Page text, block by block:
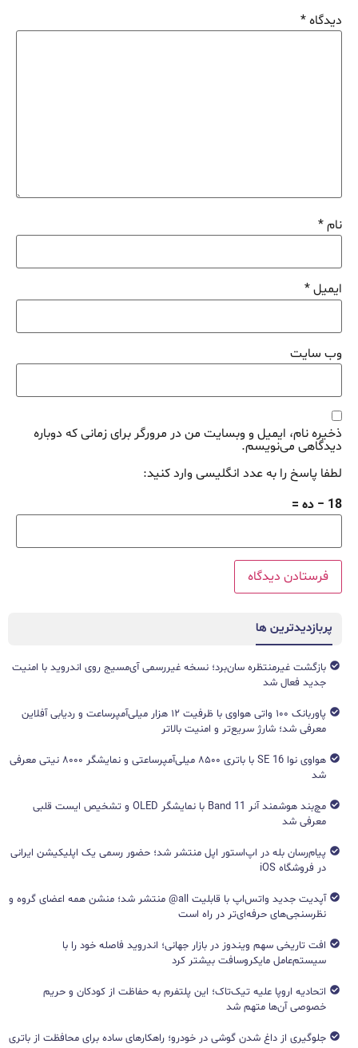
دیدگاه*
نام*
ایمیل*
وب‌ سایت
ذخیره نام، ایمیل و وبسایت من در مرورگر برای زمانی که دوباره
دیدگاهی می‌نویسم.
لطفا پاسخ را به عدد انگلیسی وارد کنید:
18 − ده =
پربازدیدترین ها
بازگشت غیرمنتظره سان‌برد؛ نسخه غیررسمی آی‌مسیج روی اندروید با امنیت
جدید فعال شد
پاوربانک ۱۰۰ واتی هواوی با ظرفیت ۱۲ هزار میلی‌آمپرساعت و ردیابی آفلاین
معرفی شد؛ شارژ سریع‌تر و امنیت بالاتر
هواوی نوا 16 SE با باتری ۸۵۰۰ میلی‌آمپرساعتی و نمایشگر ۸۰۰۰ نیتی معرفی
شد
مچ‌بند هوشمند آنر Band 11 با نمایشگر OLED و تشخیص ایست قلبی
معرفی شد
پیام‌رسان بله در اپ‌استور اپل منتشر شد؛ حضور رسمی یک اپلیکیشن ایرانی
در فروشگاه iOS
آپدیت جدید واتس‌اپ با قابلیت all@ منتشر شد؛ منشن همه اعضای گروه و
نظرسنجی‌های حرفه‌ای‌تر در راه است
افت تاریخی سهم ویندوز در بازار جهانی؛ اندروید فاصله خود را با
سیستم‌عامل مایکروسافت بیشتر کرد
اتحادیه اروپا علیه تیک‌تاک؛ این پلتفرم به حفاظت از کودکان و حریم
خصوصی آن‌ها متهم شد
جلوگیری از داغ شدن گوشی در خودرو؛ راهکارهای ساده برای محافظت از باتری